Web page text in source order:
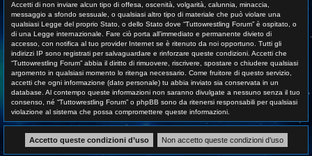
Accetti di non inviare alcun tipo di offesa, oscenità, volgarità, calunnia, minaccia,
messaggio a sfondo sessuale, o qualsiasi altro tipo di materiale che può violare una
qualsiasi Legge del proprio Stato, o dello Stato dove “Tuttowrestling Forum” è ospitato, o
di una Legge internazionale. Fare ciò porta all’immediato e permanente divieto di
accesso, con notifica al tuo provider Internet se è ritenuto da noi opportuno. Tutti gli
indirizzi IP sono registrati per salvaguardare e rinforzare queste condizioni. Accetti che
“Tuttowrestling Forum” abbia il diritto di rimuovere, riscrivere, spostare o chiudere qualsiasi
argomento in qualsiasi momento lo ritenga necessario. Come fruitore di questo servizio,
accetti che ogni informazione (dato personale) tu abbia inviato sia conservata in un
database. Al contempo queste informazioni non saranno divulgate a nessuno senza il tuo
consenso, né “Tuttowrestling Forum” o phpBB sono da ritenersi responsabili per qualsiasi
violazione al sistema che possa compromettere queste informazioni.